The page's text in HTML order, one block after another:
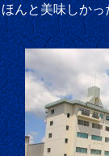
美味しかっ